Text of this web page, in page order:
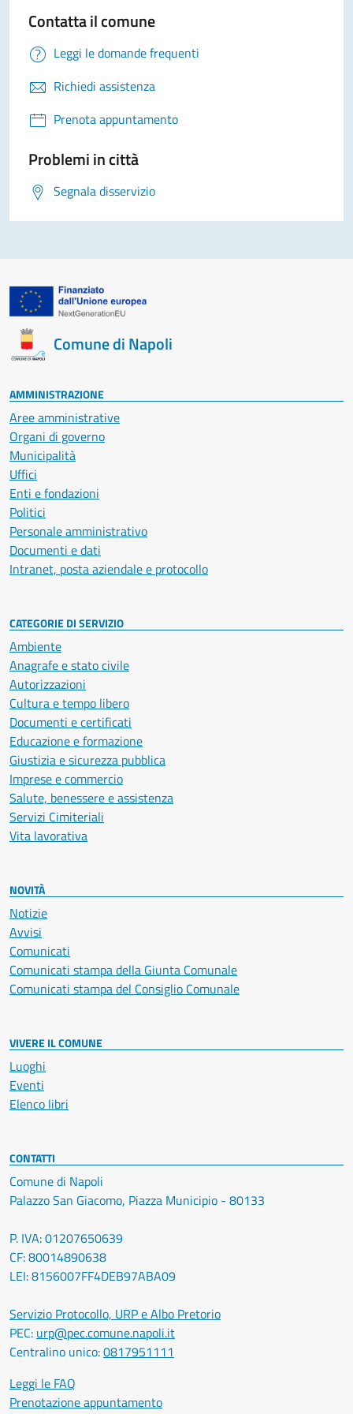
Contatta il comune
Leggi le domande frequenti
Richiedi assistenza
Prenota appuntamento
Problemi in città
Segnala disservizio
Comune di Napoli
AMMINISTRAZIONE
Aree amministrative
Organi di governo
Municipalità
Uffici
Enti e fondazioni
Politici
Personale amministrativo
Documenti e dati
Intranet, posta aziendale e protocollo
CATEGORIE DI SERVIZIO
Ambiente
Anagrafe e stato civile
Autorizzazioni
Cultura e tempo libero
Documenti e certificati
Educazione e formazione
Giustizia e sicurezza pubblica
Imprese e commercio
Salute, benessere e assistenza
Servizi Cimiteriali
Vita lavorativa
NOVITÀ
Notizie
Avvisi
Comunicati
Comunicati stampa della Giunta Comunale
Comunicati stampa del Consiglio Comunale
VIVERE IL COMUNE
Luoghi
Eventi
Elenco libri
CONTATTI
Comune di Napoli
Palazzo San Giacomo, Piazza Municipio - 80133
P. IVA: 01207650639
CF: 80014890638
LEI: 8156007FF4DEB97ABA09
Servizio Protocollo, URP e Albo Pretorio
PEC: urp@pec.comune.napoli.it
Centralino unico:0817951111
Leggi le FAQ
Prenotazione appuntamento